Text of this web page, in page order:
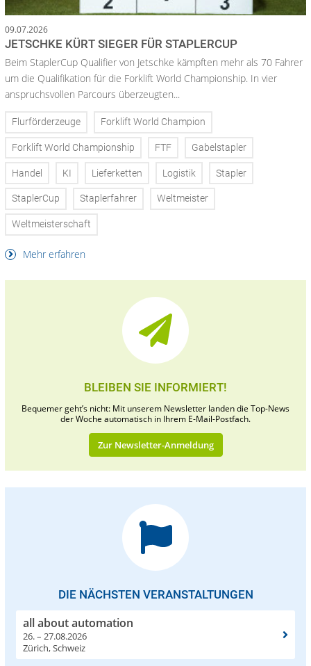
09.07.2026
JETSCHKE KÜRT SIEGER FÜR STAPLERCUP
Beim StaplerCup Qualifier von Jetschke kämpften mehr als 70 Fahrer
um die Qualifikation für die Forklift World Championship. In vier
anspruchsvollen Parcours überzeugten...
Flurförderzeuge Forklift World Champion
Forklift World Championship FTF Gabelstapler
Handel KI Lieferketten Logistik Stapler
StaplerCup Staplerfahrer Weltmeister
Weltmeisterschaft
Mehr erfahren
BLEIBEN SIE INFORMIERT!
Bequemer geht’s nicht: Mit unserem Newsletter landen die Top-News
der Woche automatisch in Ihrem E-Mail-Postfach.
Zur Newsletter-Anmeldung
DIE NÄCHSTEN VERANSTALTUNGEN
all about automation
26. – 27.08.2026
Zürich, Schweiz